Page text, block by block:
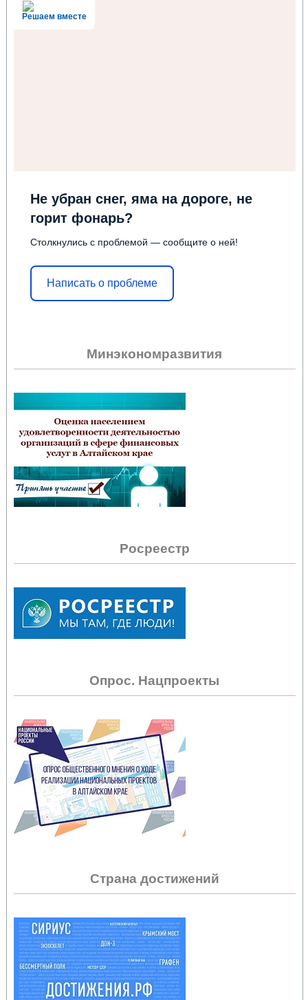
Решаем вместе
Не убран снег, яма на дороге, не
горит фонарь?
Столкнулись с проблемой — сообщите о ней!
Написать о проблеме
Минэкономразвития
Росреестр
Опрос. Нацпроекты
Страна достижений